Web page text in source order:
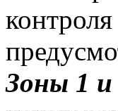
контроля
Зоны 1 и